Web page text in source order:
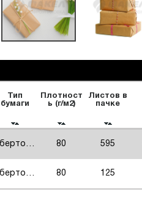
Тип
бумаги
Плотност
ь (г/м2)
Листов в
пачке
Оберточная 80 595
Оберточная 80 125